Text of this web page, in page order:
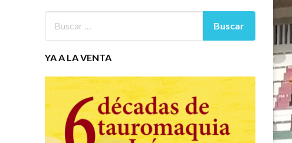
YA A LA VENTA